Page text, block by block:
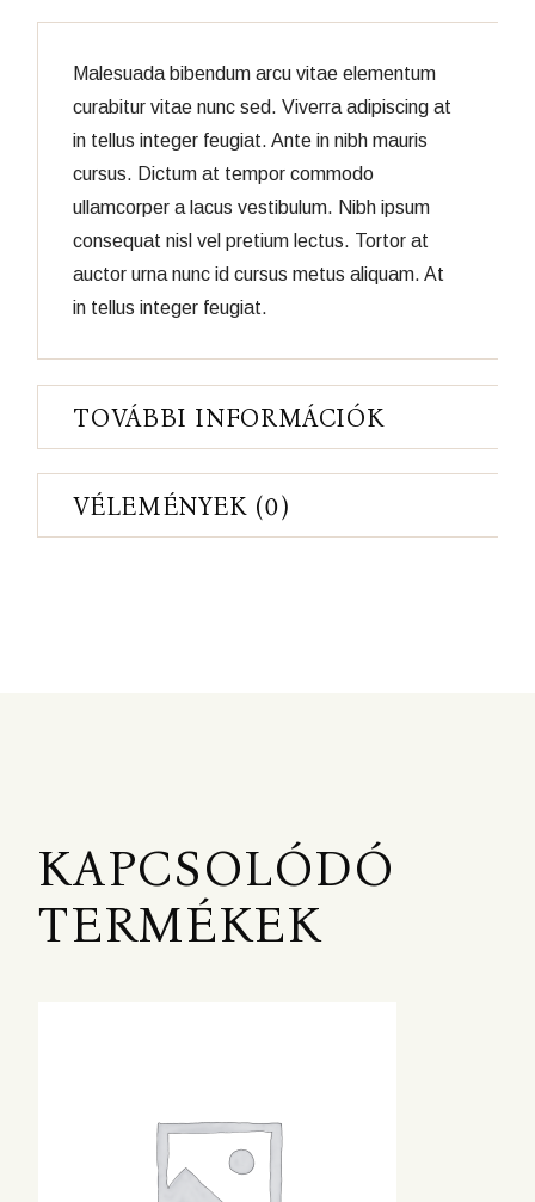
Malesuada bibendum arcu vitae elementum
curabitur vitae nunc sed. Viverra adipiscing at
in tellus integer feugiat. Ante in nibh mauris
cursus. Dictum at tempor commodo
ullamcorper a lacus vestibulum. Nibh ipsum
consequat nisl vel pretium lectus. Tortor at
auctor urna nunc id cursus metus aliquam. At
in tellus integer feugiat.
TOVÁBBI INFORMÁCIÓK
VÉLEMÉNYEK (0)
KAPCSOLÓDÓ
TERMÉKEK